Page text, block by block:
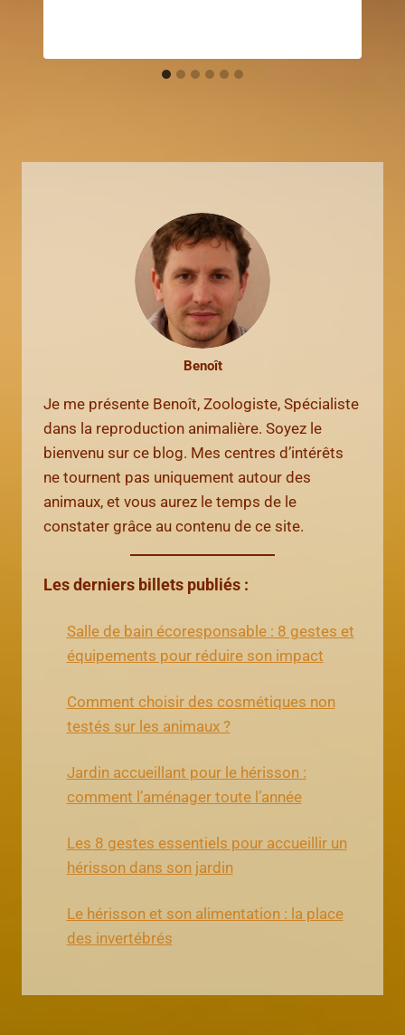
Benoît
Je me présente Benoît, Zoologiste, Spécialiste
dans la reproduction animalière. Soyez le
bienvenu sur ce blog. Mes centres d’intérêts
ne tournent pas uniquement autour des
animaux, et vous aurez le temps de le
constater grâce au contenu de ce site.
Les derniers billets publiés :
Salle de bain écoresponsable : 8 gestes et
équipements pour réduire son impact
Comment choisir des cosmétiques non
testés sur les animaux ?
Jardin accueillant pour le hérisson :
comment l’aménager toute l’année
Les 8 gestes essentiels pour accueillir un
hérisson dans son jardin
Le hérisson et son alimentation : la place
des invertébrés